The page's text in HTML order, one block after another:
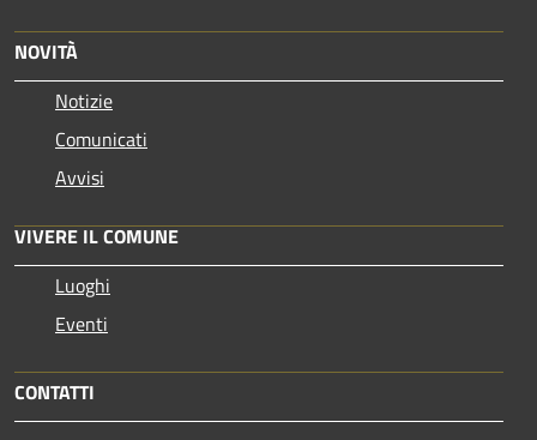
NOVITÀ
Notizie
Comunicati
Avvisi
VIVERE IL COMUNE
Luoghi
Eventi
CONTATTI